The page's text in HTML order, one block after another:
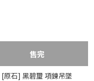
售完
[原石] 黑碧璽 項鍊吊墜